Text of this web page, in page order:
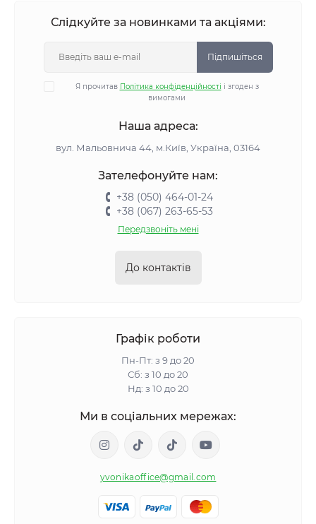
Слідкуйте за новинками та акціями:
Підпишіться
Я прочитав Політика конфіденційності і згоден з
вимогами
Наша адреса:
вул. Мальовнича 44, м.Київ, Україна, 03164
Зателефонуйте нам:
+38 (050) 464-01-24
+38 (067) 263-65-53
Передзвоніть мені
До контактів
Графік роботи
Пн-Пт: з 9 до 20
Сб: з 10 до 20
Нд: з 10 до 20
Ми в соціальних мережах:
yvonikaoffice@gmail.com